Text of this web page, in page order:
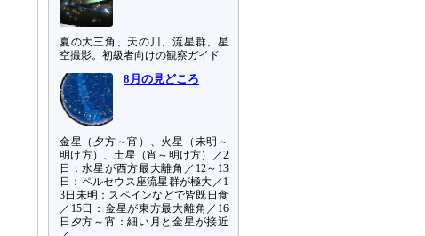
夏の大三角、天の川、流星群、星
空撮影。初級者向けの観察ガイド
8月の見どころ
金星（夕方～宵）、火星（未明～
明け方）、土星（宵～明け方）／2
日：水星が西方最大離角／12～13
日：ペルセウス座流星群が極大／1
3日未明：スペインなどで皆既日食
／15日：金星が東方最大離角／16
日夕方～宵：細い月と金星が接近